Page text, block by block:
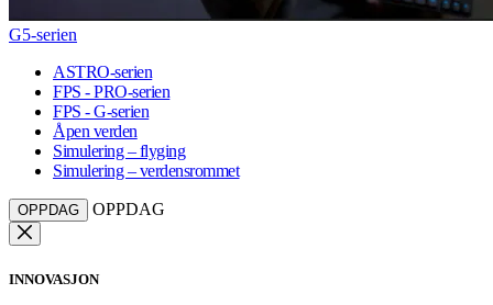
G5-serien
ASTRO-serien
FPS - PRO-serien
FPS - G-serien
Åpen verden
Simulering – flyging
Simulering – verdensrommet
OPPDAG OPPDAG
INNOVASJON